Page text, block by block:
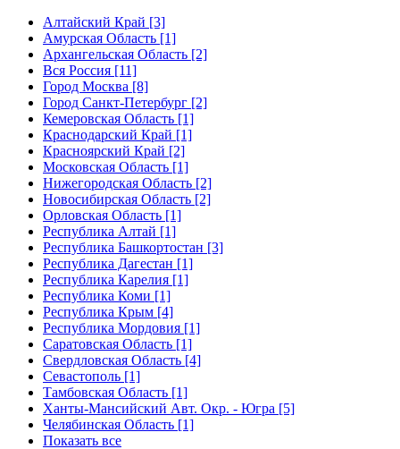
Алтайский Край [3]
Амурская Область [1]
Архангельская Область [2]
Вся Россия [11]
Город Москва [8]
Город Санкт-Петербург [2]
Кемеровская Область [1]
Краснодарский Край [1]
Красноярский Край [2]
Московская Область [1]
Нижегородская Область [2]
Новосибирская Область [2]
Орловская Область [1]
Республика Алтай [1]
Республика Башкортостан [3]
Республика Дагестан [1]
Республика Карелия [1]
Республика Коми [1]
Республика Крым [4]
Республика Мордовия [1]
Саратовская Область [1]
Свердловская Область [4]
Севастополь [1]
Тамбовская Область [1]
Ханты-Мансийский Авт. Окр. - Югра [5]
Челябинская Область [1]
Показать все